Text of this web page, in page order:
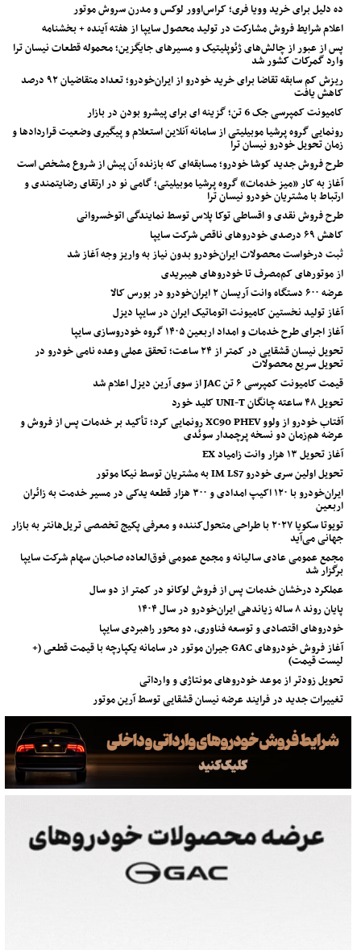
ده دلیل برای خرید وویا فری؛ کراس‌اوور لوکس و مدرن سروش موتور
اعلام شرایط فروش مشارکت در تولید محصول سایپا از هفته آینده + بخشنامه
پس از عبور از چالش‌های ژئوپلیتیک و مسیرهای جایگزین؛ محموله قطعات نیسان ترا
وارد گمرکات کشور شد
ریزش کم‌ سابقه تقاضا برای خرید خودرو از ایران‌خودرو؛ تعداد متقاضیان ۹۲ درصد
کاهش یافت
کامیونت کمپرسی جک 6 تن؛ گزینه ای برای پیشرو بودن در بازار
رونمایی گروه پرشیا موبیلیتی از سامانه آنلاین استعلام و پیگیری وضعیت قراردادها و
زمان تحویل خودرو نیسان ترا
طرح فروش جدید کوشا خودرو؛ مسابقه‌ای که بازنده آن پیش از شروع مشخص است
آغاز به کار «میز خدمات» گروه پرشیا موبیلیتی؛ گامی نو در ارتقای رضایتمندی و
ارتباط با مشتریان خودرو نیسان ترا
طرح فروش نقدی و اقساطی توکا پلاس توسط نمایندگی اتوخسروانی
کاهش ۶۹ درصدی خودروهای ناقص شرکت سایپا
ثبت درخواست محصولات ایران‌خودرو بدون نیاز به واریز وجه آغاز شد
از موتورهای کم‌مصرف تا خودروهای هیبریدی
عرضه ۶۰۰ دستگاه وانت آریسان ۲ ایران‌خودرو در بورس کالا
آغاز تولید نخستین کامیونت اتوماتیک ایران در سایپا دیزل
آغاز اجرای طرح خدمات و امداد اربعین ۱۴۰۵ گروه خودروسازی سایپا
تحویل نیسان قشقایی در کمتر از ۲۴ ساعت؛ تحقق عملی وعده نامی خودرو در
تحویل سریع محصولات
قیمت کامیونت کمپرسی ۶ تن JAC از سوی آرین دیزل اعلام شد
تحویل ۴۸ ساعته چانگان UNI-T کلید خورد
آفتاب خودرو از ولوو XC90 PHEV رونمایی کرد؛ تأکید بر خدمات پس از فروش و
عرضه هم‌زمان دو نسخه پرچمدار سوئدی
آغاز تحویل ۱۳ هزار وانت زامیاد EX
تحویل اولین سری خودرو IM LS7 به مشتریان توسط نیکا موتور
ایران‌خودرو با ۱۲۰ اکیپ امدادی و ۳۰۰ هزار قطعه یدکی در مسیر خدمت به زائران
اربعین
تویوتا سکویا ۲۰۲۷ با طراحی متحول‌کننده و معرفی پکیج تخصصی تریل‌هانتر به بازار
جهانی می‌آید
مجمع عمومی عادی سالیانه و مجمع عمومی فوق‌العاده صاحبان سهام شرکت سایپا
برگزار شد
عملکرد درخشان خدمات پس از فروش لوکانو در کمتر از دو سال
پایان روند ۸ ساله زیاندهی ایران‌خودرو در سال ۱۴۰۴
خودروهای اقتصادی و توسعه فناوری، دو محور راهبردی سایپا
آغاز فروش خودروهای GAC جیران موتور در سامانه یکپارچه با قیمت قطعی (+
لیست قیمت)
تحویل زودتر از موعد خودروهای مونتاژی و وارداتی
تغییرات جدید در فرایند عرضه نیسان قشقایی توسط آرین موتور